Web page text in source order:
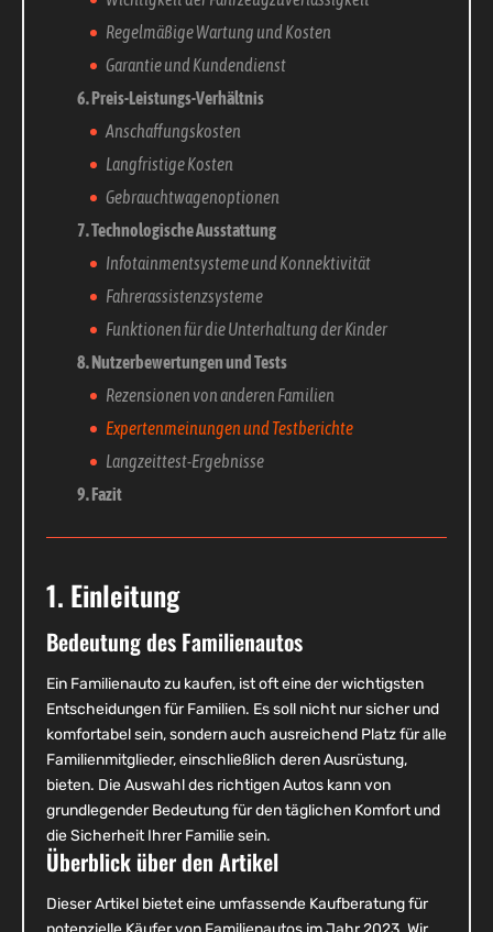
Regelmäßige Wartung und Kosten
Garantie und Kundendienst
6. Preis-Leistungs-Verhältnis
Anschaffungskosten
Langfristige Kosten
Gebrauchtwagenoptionen
7. Technologische Ausstattung
Infotainmentsysteme und Konnektivität
Fahrerassistenzsysteme
Funktionen für die Unterhaltung der Kinder
8. Nutzerbewertungen und Tests
Rezensionen von anderen Familien
Expertenmeinungen und Testberichte
Langzeittest-Ergebnisse
9. Fazit
1. Einleitung
Bedeutung des Familienautos
Ein Familienauto zu kaufen, ist oft eine der wichtigsten
Entscheidungen für Familien. Es soll nicht nur sicher und
komfortabel sein, sondern auch ausreichend Platz für alle
Familienmitglieder, einschließlich deren Ausrüstung,
bieten. Die Auswahl des richtigen Autos kann von
grundlegender Bedeutung für den täglichen Komfort und
die Sicherheit Ihrer Familie sein.
Überblick über den Artikel
Dieser Artikel bietet eine umfassende Kaufberatung für